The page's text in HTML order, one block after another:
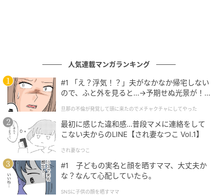
クラムチャウダー風にすれば、さらにまろやかな味わ
いになり、コクもアップ。「豆乳には『水』を満たす
潤い作用があります。大豆イソフラボンがストレスホ
ルモンを作る酵素の働きを防いでくれます」。豆乳の
代わりに牛乳でもOK。
人気連載マンガランキング
#1 「え？浮気！？」夫がなかなか帰宅しない
ので、ふと外を見ると…→予期せぬ光景が！
クチャにしてやった
旦那の不倫が発覚して頭に来たのでメチャクチャにしてやった
最初に感じた違和感…普段マメに連絡をして
こない夫からのLINE【され妻なつこ Vol.1】
され妻なつこ
#1 子どもの実名と顔を晒すママ、大丈夫か
な？なんて心配していたら。
SNSに子供の顔を晒すママ